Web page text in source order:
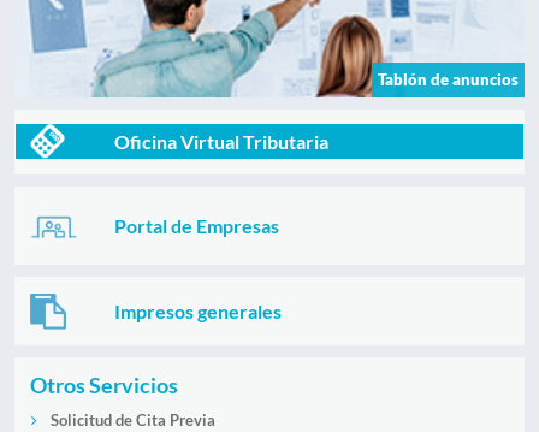
Tablón de anuncios
Oficina Virtual Tributaria
Portal de Empresas
Impresos generales
Otros Servicios
Solicitud de Cita Previa